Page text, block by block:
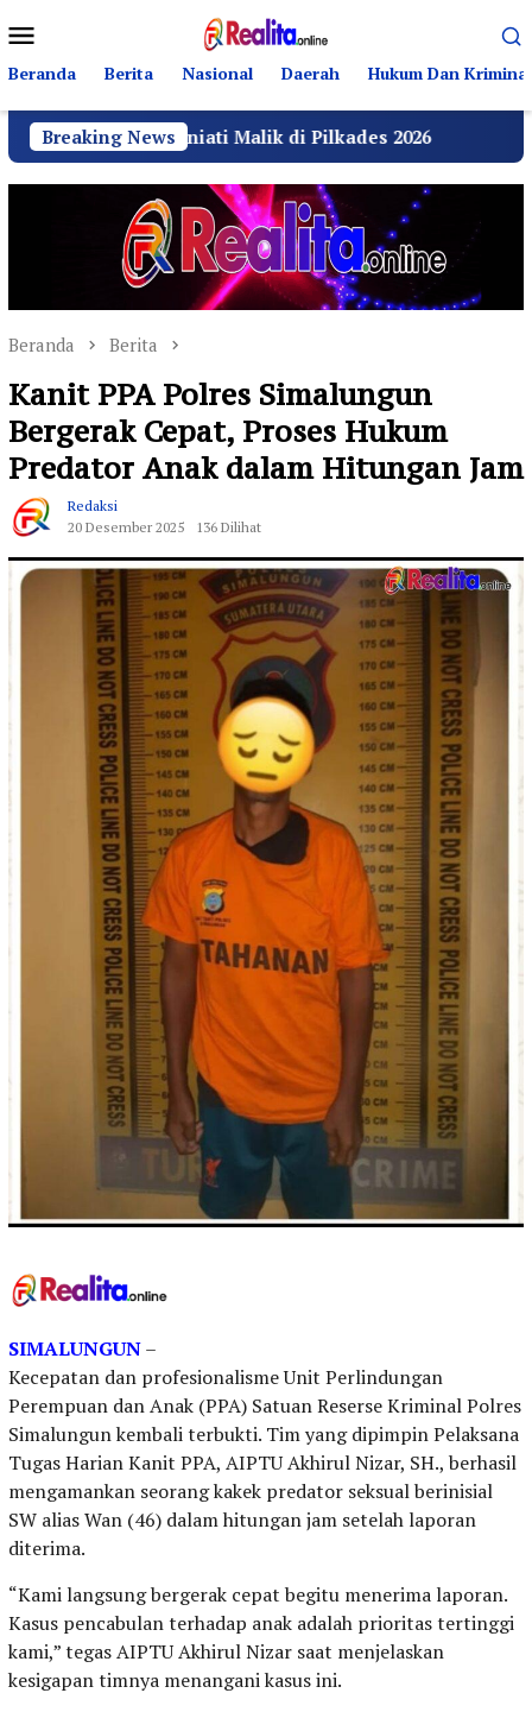
ke
kontenMobile
Beranda Berita Nasional Daerah Hukum Dan Kriminal
Breaking News
Malik di Pilkades 2026 GRIB Jaya
Beranda Berita
Kanit PPA Polres Simalungun
Bergerak Cepat, Proses Hukum
Predator Anak dalam Hitungan Jam
Redaksi
20 Desember 2025
136 Dilihat
SIMALUNGUN–
Kecepatan dan profesionalisme Unit Perlindungan
Perempuan dan Anak (PPA) Satuan Reserse Kriminal Polres
Simalungun kembali terbukti. Tim yang dipimpin Pelaksana
Tugas Harian Kanit PPA, AIPTU Akhirul Nizar, SH., berhasil
mengamankan seorang kakek predator seksual berinisial
SW alias Wan (46) dalam hitungan jam setelah laporan
diterima.
“Kami langsung bergerak cepat begitu menerima laporan.
Kasus pencabulan terhadap anak adalah prioritas tertinggi
kami,” tegas AIPTU Akhirul Nizar saat menjelaskan
kesigapan timnya menangani kasus ini.